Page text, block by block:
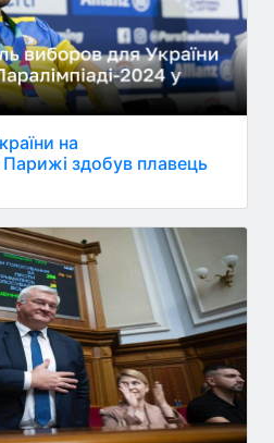
на
Парижі здобув плавець